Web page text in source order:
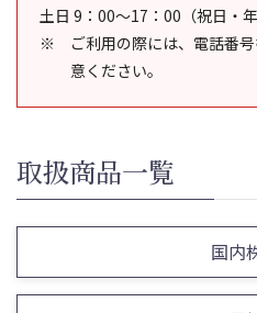
土日 9：00～17：00（祝日・年
ご利用の際には、電話番
意ください。
取扱商品一覧
国内